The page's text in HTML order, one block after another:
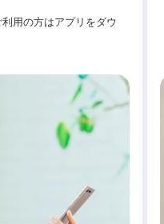
用の方はアプリをダウ